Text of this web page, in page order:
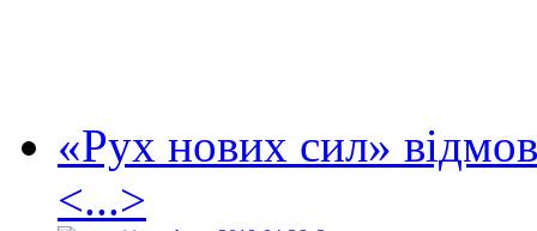
«Рух нових сил»
<...>